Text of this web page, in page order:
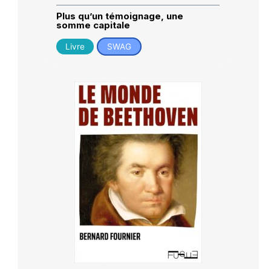
Plus qu’un témoignage, une
somme capitale
Livre SWAG